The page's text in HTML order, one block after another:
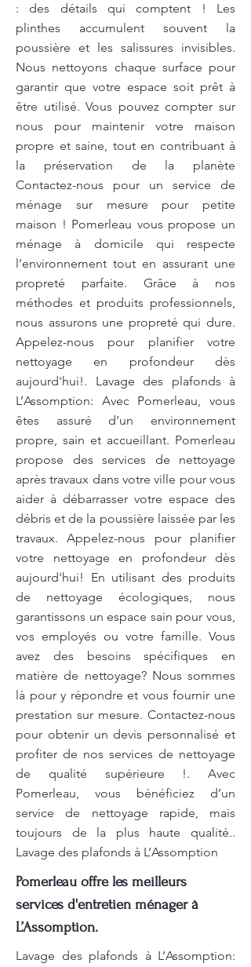
: des détails qui comptent ! Les
plinthes accumulent souvent la
poussière et les salissures invisibles.
Nous nettoyons chaque surface pour
garantir que votre espace soit prêt à
être utilisé. Vous pouvez compter sur
nous pour maintenir votre maison
propre et saine, tout en contribuant à
la préservation de la planète
Contactez-nous pour un service de
ménage sur mesure pour petite
maison ! Pomerleau vous propose un
ménage à domicile qui respecte
l’environnement tout en assurant une
propreté parfaite. Grâce à nos
méthodes et produits professionnels,
nous assurons une propreté qui dure.
Appelez-nous pour planifier votre
nettoyage en profondeur dès
aujourd'hui!. Lavage des plafonds à
L’Assomption: Avec Pomerleau, vous
êtes assuré d’un environnement
propre, sain et accueillant. Pomerleau
propose des services de nettoyage
après travaux dans votre ville pour vous
aider à débarrasser votre espace des
débris et de la poussière laissée par les
travaux. Appelez-nous pour planifier
votre nettoyage en profondeur dès
aujourd'hui! En utilisant des produits
de nettoyage écologiques, nous
garantissons un espace sain pour vous,
vos employés ou votre famille. Vous
avez des besoins spécifiques en
matière de nettoyage? Nous sommes
là pour y répondre et vous fournir une
prestation sur mesure. Contactez-nous
pour obtenir un devis personnalisé et
profiter de nos services de nettoyage
de qualité supérieure !. Avec
Pomerleau, vous bénéficiez d’un
service de nettoyage rapide, mais
toujours de la plus haute qualité..
Lavage des plafonds à L’Assomption
Pomerleau offre les meilleurs
services d'entretien ménager à
L’Assomption.
Lavage des plafonds à L’Assomption: